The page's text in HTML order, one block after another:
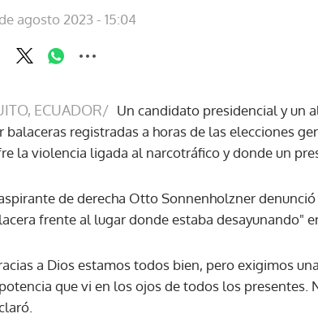
agosto 2023 - 15:04
ECUADOR/ Un candidato presidencial y un
balaceras registradas a horas de las elecciones
la violencia ligada al narcotráfico y donde un
de derecha Otto Sonnenholzner
frente al lugar donde estaba desayunando"
a Dios estamos todos bien, pero exigimos
que vi en los ojos de todos los presentes.